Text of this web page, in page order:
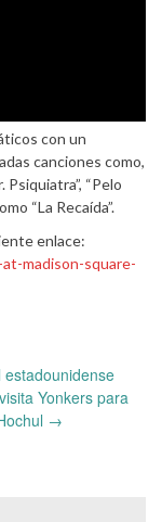
con un
canciones como,
Psiquiatra”, “Pelo
“La Recaída”.
enlace:
madison-square-
estadounidense
Yonkers para
→